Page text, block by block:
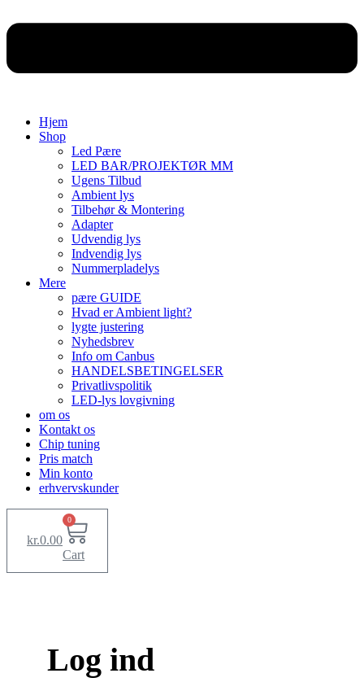
Hjem
Shop
Led Pære
LED BAR/PROJEKTØR MM
Ugens Tilbud
Ambient lys
Tilbehør & Montering
Adapter
Udvendig lys
Indvendig lys
Nummerpladelys
Mere
pære GUIDE
Hvad er Ambient light?
lygte justering
Nyhedsbrev
Info om Canbus
HANDELSBETINGELSER
Privatlivspolitik
LED-lys lovgivning
om os
Kontakt os
Chip tuning
Pris match
Min konto
erhvervskunder
kr.0.00
0
Cart
Log ind